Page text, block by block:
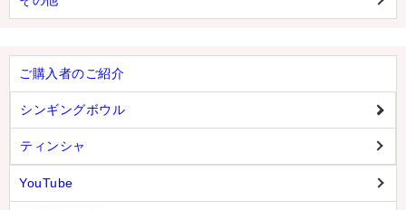
ご購入者のご紹介
シンギングボウル
ティンシャ
YouTube